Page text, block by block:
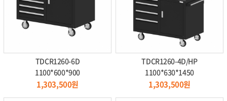
TDCR1260-6D
1100*600*900
1,303,500원
TDCR1260-4D/HP
1100*630*1450
1,303,500원